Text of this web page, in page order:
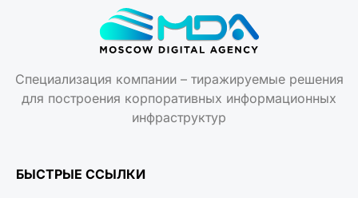
Специализация компании – тиражируемые решения
для построения корпоративных информационных
инфраструктур
БЫСТРЫЕ ССЫЛКИ